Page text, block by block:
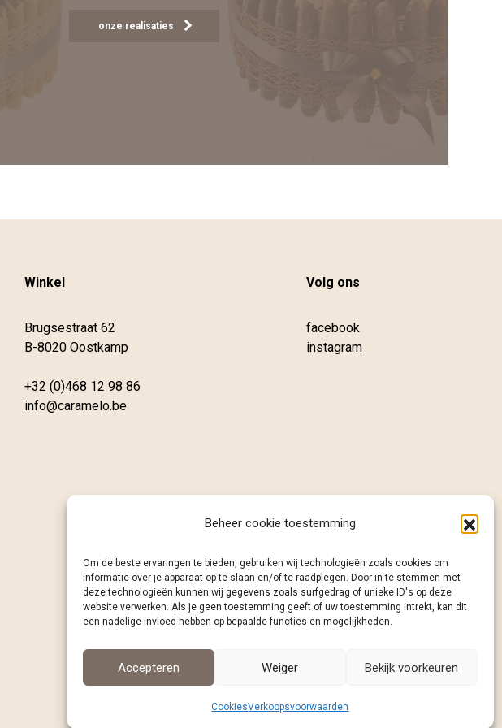
Beheer cookie toestemming
Om de beste ervaringen te bieden, gebruiken wij technologieën zoals cookies om
informatie over je apparaat op te slaan en/of te raadplegen. Door in te stemmen met
deze technologieën kunnen wij gegevens zoals surfgedrag of unieke ID's op deze
website verwerken. Als je geen toestemming geeft of uw toestemming intrekt, kan dit
een nadelige invloed hebben op bepaalde functies en mogelijkheden.
Accepteren Weiger Bekijk voorkeuren
CookiesVerkoopsvoorwaarden
onze realisaties
Winkel
Brugsestraat 62
B-8020 Oostkamp
+32 (0)468 12 98 86
info@caramelo.be
Volg ons
facebook
instagram
cookies|website laten maken door wcreate